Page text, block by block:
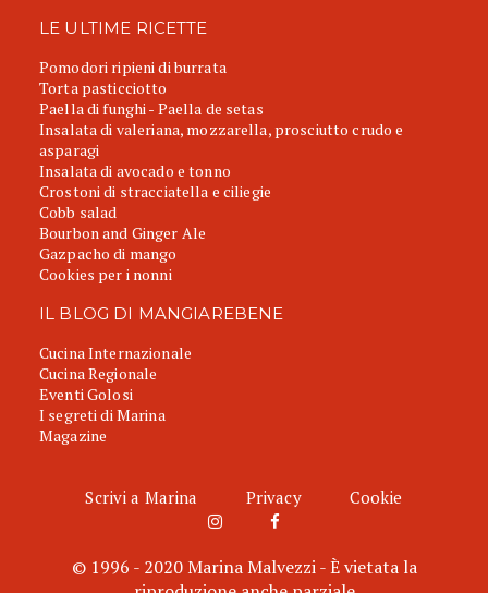
LE ULTIME RICETTE
Pomodori ripieni di burrata
Torta pasticciotto
Paella di funghi - Paella de setas
Insalata di valeriana, mozzarella, prosciutto crudo e
asparagi
Insalata di avocado e tonno
Crostoni di stracciatella e ciliegie
Cobb salad
Bourbon and Ginger Ale
Gazpacho di mango
Cookies per i nonni
IL BLOG DI MANGIAREBENE
Cucina Internazionale
Cucina Regionale
Eventi Golosi
I segreti di Marina
Magazine
Scrivi a Marina Privacy Cookie
© 1996 - 2020 Marina Malvezzi - È vietata la